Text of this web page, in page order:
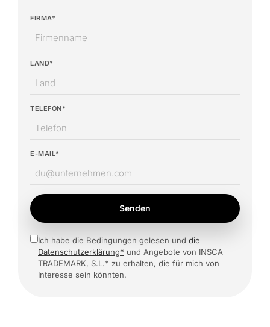
FIRMA*
LAND*
TELEFON*
E-MAIL*
Senden
Ich habe die Bedingungen gelesen und die
Datenschutzerklärung* und Angebote von INSCA
TRADEMARK, S.L.* zu erhalten, die für mich von
Interesse sein könnten.